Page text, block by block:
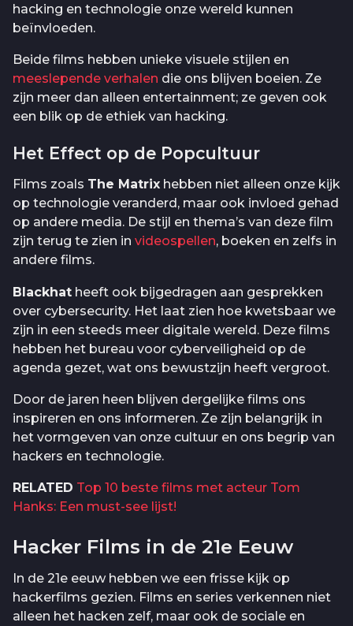
hacking en technologie onze wereld kunnen
beïnvloeden.
Beide films hebben unieke visuele stijlen en
meeslepende verhalen die ons blijven boeien. Ze
zijn meer dan alleen entertainment; ze geven ook
een blik op de ethiek van hacking.
Het Effect op de Popcultuur
Films zoals The Matrix hebben niet alleen onze kijk
op technologie veranderd, maar ook invloed gehad
op andere media. De stijl en thema’s van deze film
zijn terug te zien in videospellen, boeken en zelfs in
andere films.
Blackhat heeft ook bijgedragen aan gesprekken
over cybersecurity. Het laat zien hoe kwetsbaar we
zijn in een steeds meer digitale wereld. Deze films
hebben het bureau voor cyberveiligheid op de
agenda gezet, wat ons bewustzijn heeft vergroot.
Door de jaren heen blijven dergelijke films ons
inspireren en ons informeren. Ze zijn belangrijk in
het vormgeven van onze cultuur en ons begrip van
hackers en technologie.
RELATED Top 10 beste films met acteur Tom
Hanks: Een must-see lijst!
Hacker Films in de 21e Eeuw
In de 21e eeuw hebben we een frisse kijk op
hackerfilms gezien. Films en series verkennen niet
alleen het hacken zelf, maar ook de sociale en